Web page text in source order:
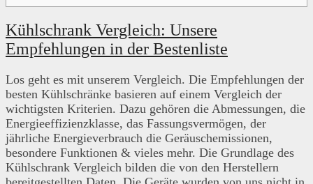
Kühlschrank Vergleich: Unsere
Empfehlungen in der Bestenliste
Los geht es mit unserem Vergleich. Die Empfehlungen der
besten Kühlschränke basieren auf einem Vergleich der
wichtigsten Kriterien. Dazu gehören die Abmessungen, die
Energieeffizienzklasse, das Fassungsvermögen, der
jährliche Energieverbrauch die Geräuschemissionen,
besondere Funktionen & vieles mehr. Die Grundlage des
Kühlschrank Vergleich bilden die von den Herstellern